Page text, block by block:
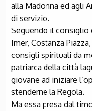
alla Madonna ed agli
di servizio.
Seguendo il consiglio
Imer, Costanza
consigli spirituali da
patriarca della città
giovane ad iniziare
stenderne la Regola.
Ma essa presa dal